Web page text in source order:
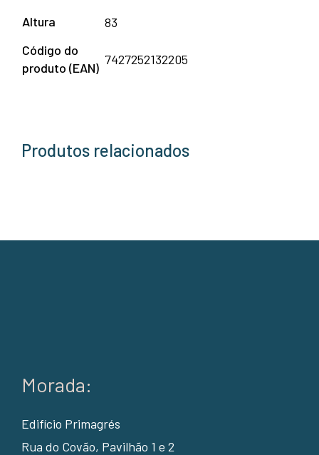
Altura
83
Código do
produto (EAN)
7427252132205
Produtos relacionados
Morada:
Edifício Primagrés
Rua do Covão, Pavilhão 1 e 2